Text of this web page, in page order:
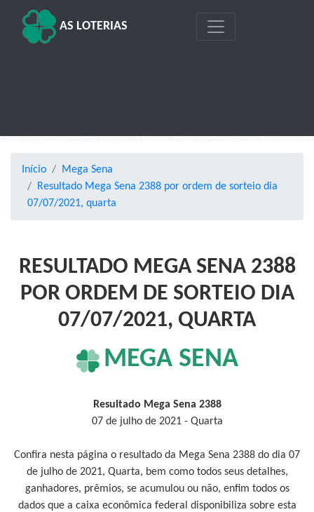
AS LOTERIAS
Início
Mega Sena
Resultado Mega Sena 2388 por ordem de sorteio dia
07/07/2021, quarta
RESULTADO MEGA SENA 2388
POR ORDEM DE SORTEIO DIA
07/07/2021, QUARTA
MEGA SENA
Resultado Mega Sena 2388
07 de julho de 2021 - Quarta
Confira nesta página o resultado da Mega Sena 2388 do dia 07
de julho de 2021, Quarta, bem como todos seus detalhes,
ganhadores, prêmios, se acumulou ou não, enfim todos os
dados que a caixa econômica federal disponibiliza sobre esta